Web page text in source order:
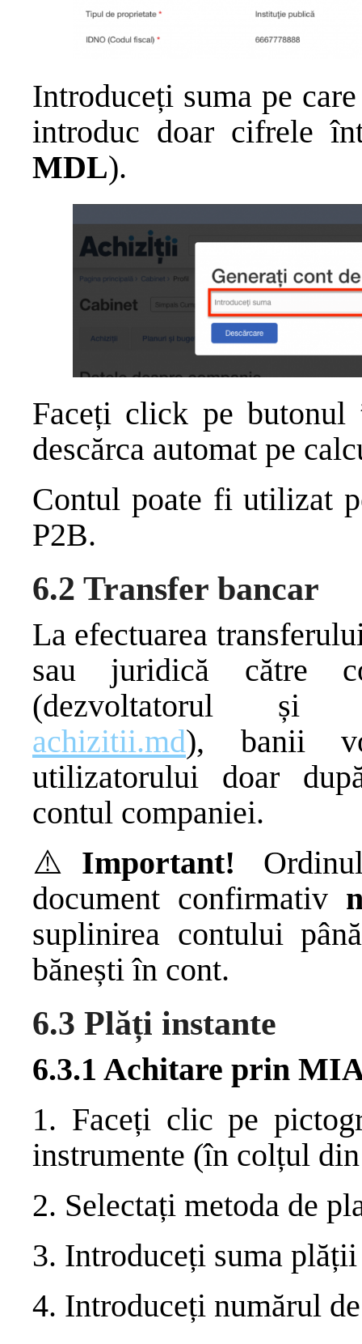
Introduceți suma pe
introduc doar cifrele
MDL).
Faceți click pe butonul
descărca automat pe
Contul poate fi utilizat
P2B.
6.2 Transfer bancar
La efectuarea
sau juridică către
(dezvoltatorul și
achizitii.md), banii
utilizatorului doar
contul companiei.
⚠️ Important!
document confirmativ
suplinirea contului
bănești în cont.
6.3 Plăți instante
6.3.1 Achitare prin
1. Faceți clic pe
instrumente (în colțul
2. Selectați metoda de
3. Introduceți suma
4. Introduceți numărul